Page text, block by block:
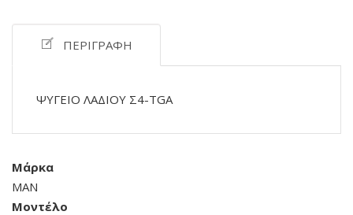
ΠΕΡΙΓΡΑΦΉ
ΨYΓΕΙΟ ΛΑΔΙΟΥ Σ4-TGA
Μάρκα
MAN
Μοντέλο